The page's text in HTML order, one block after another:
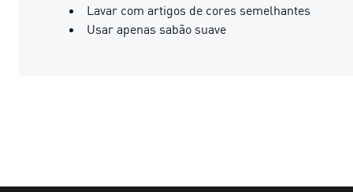
Lavar com artigos de cores semelhantes
Usar apenas sabão suave